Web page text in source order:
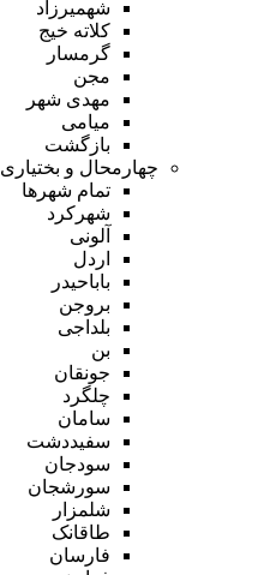
شهمیرزاد
کلاته خیج
گرمسار
مجن
مهدی شهر
میامی
بازگشت
چهارمحال و بختیاری
تمام شهر‌ها
شهرکرد
آلونی
اردل
باباحیدر
بروجن
بلداجی
بن
جونقان
چلگرد
سامان
سفیددشت
سودجان
سورشجان
شلمزار
طاقانک
فارسان